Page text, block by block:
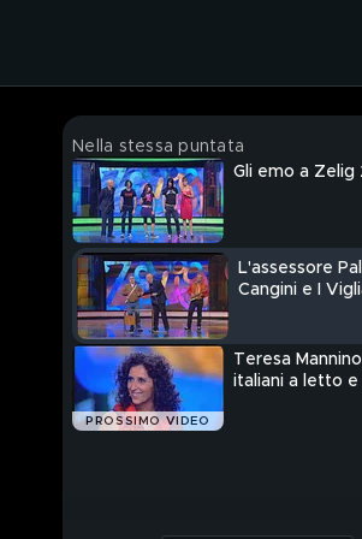
Nella stessa puntata
Gli emo a Zelig
L'assessore
Cangini e I
PROSSIMO VIDEO
Teresa
italiani a letto e